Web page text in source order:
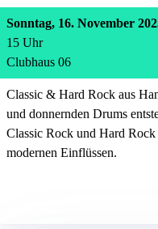
Sonntag, 16. November
15 Uhr
Clubhaus 06
Classic & Hard Rock aus
und donnernden Drums
Classic Rock und Hard
modernen Einflüssen.